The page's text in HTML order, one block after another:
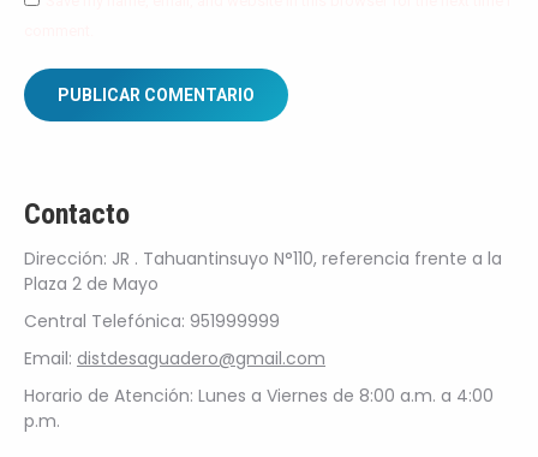
PUBLICAR COMENTARIO
Contacto
Dirección: JR . Tahuantinsuyo N°110, referencia frente a la
Plaza 2 de Mayo
Central Telefónica: 951999999
Email: distdesaguadero@gmail.com
Horario de Atención: Lunes a Viernes de 8:00 a.m. a 4:00
p.m.